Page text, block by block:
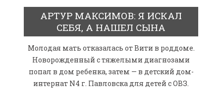
АРТУР МАКСИМОВ: Я ИСКАЛ
СЕБЯ, А НАШЕЛ СЫНА
Молодая мать отказалась от Вити в роддоме.
Новорожденный с тяжелыми диагнозами
попал в дом ребенка, затем — в детский дом-
интернат N4 г. Павловска для детей с ОВЗ.